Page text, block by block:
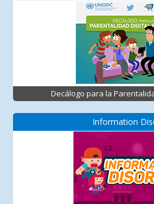
Decálogo para la
Information